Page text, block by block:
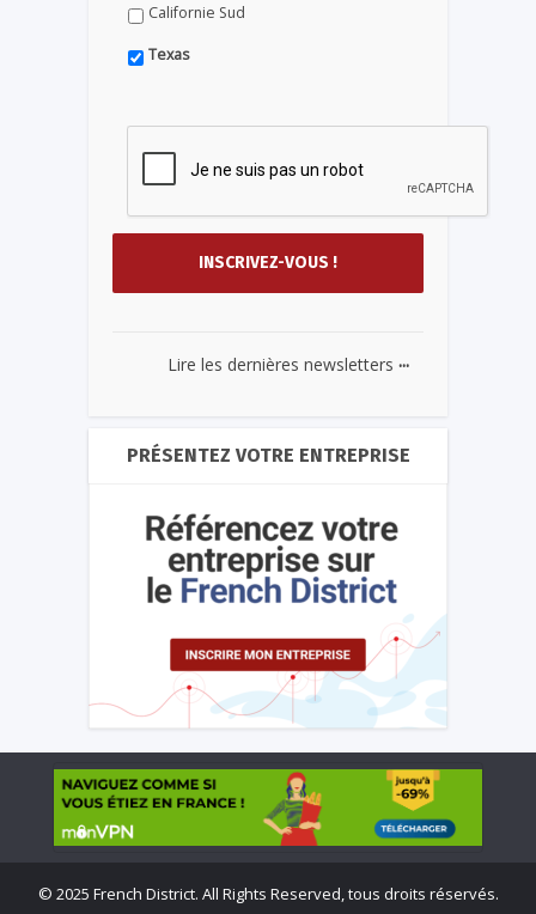
Californie Sud
Texas
Lire les dernières newsletters ...
PRÉSENTEZ VOTRE ENTREPRISE
© 2025 French District. All Rights Reserved, tous droits réservés.